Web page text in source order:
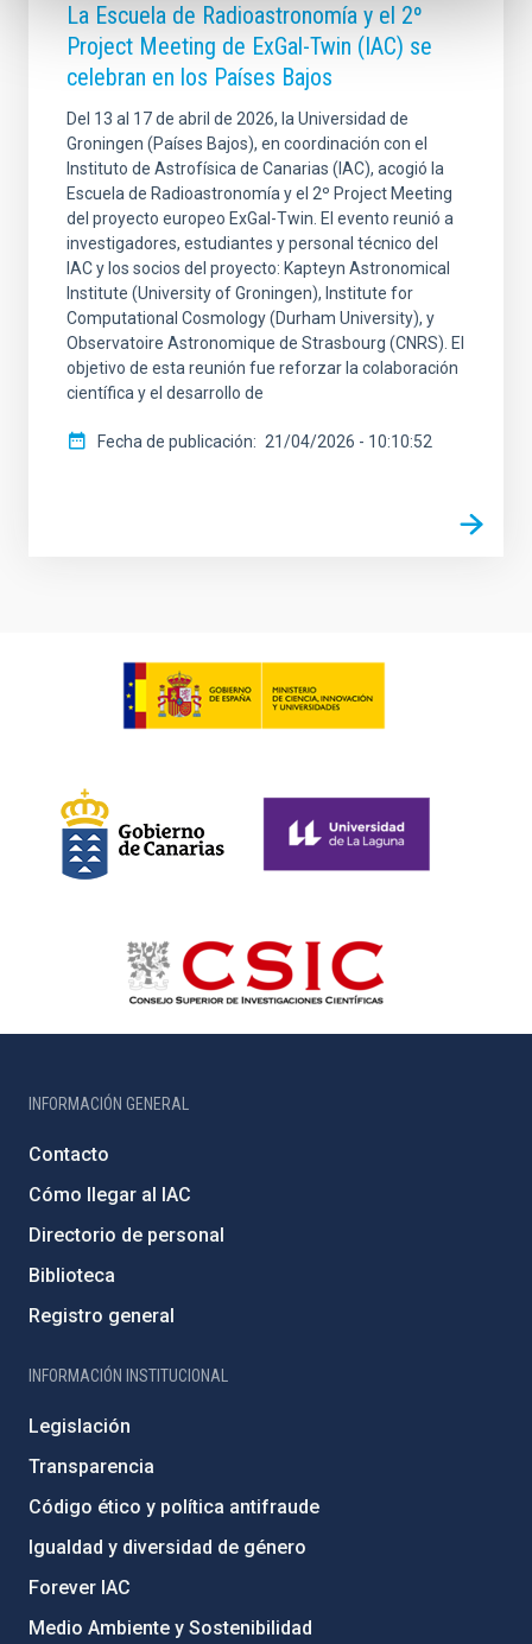
La Escuela de Radioastronomía y el 2º
Project Meeting de ExGal-Twin (IAC) se
celebran en los Países Bajos
Del 13 al 17 de abril de 2026, la Universidad de
Groningen (Países Bajos), en coordinación con el
Instituto de Astrofísica de Canarias (IAC), acogió la
Escuela de Radioastronomía y el 2º Project Meeting
del proyecto europeo ExGal-Twin. El evento reunió a
investigadores, estudiantes y personal técnico del
IAC y los socios del proyecto: Kapteyn Astronomical
Institute (University of Groningen), Institute for
Computational Cosmology (Durham University), y
Observatoire Astronomique de Strasbourg (CNRS). El
objetivo de esta reunión fue reforzar la colaboración
científica y el desarrollo de
Fecha de publicación 21/04/2026 - 10:10:52
INFORMACIÓN GENERAL
Contacto
Cómo llegar al IAC
Directorio de personal
Biblioteca
Registro general
INFORMACIÓN INSTITUCIONAL
Legislación
Transparencia
Código ético y política antifraude
Igualdad y diversidad de género
Forever IAC
Medio Ambiente y Sostenibilidad